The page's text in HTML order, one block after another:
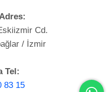
Cd.
/ İzmir
Tel:
83 15